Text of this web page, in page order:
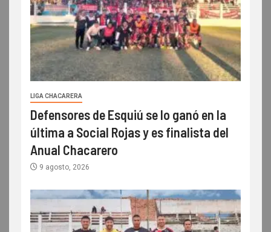
LIGA CHACARERA
Defensores de Esquiú se lo ganó en la
última a Social Rojas y es finalista del
Anual Chacarero
9 agosto, 2026